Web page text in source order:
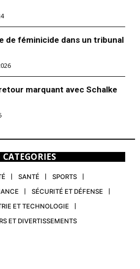
de féminicide dans un tribunal
marquant avec Schalke
CATEGORIES
SANTÉ
SPORTS
SÉCURITÉ ET DÉFENSE
ET TECHNOLOGIE
ET DIVERTISSEMENTS